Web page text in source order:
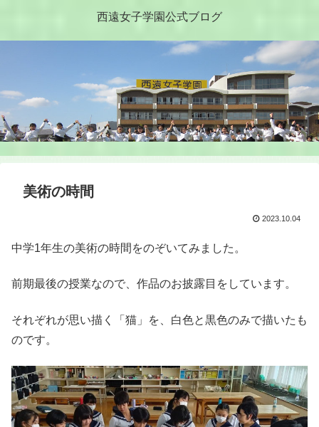
西遠女子学園公式ブログ
美術の時間
2023.10.04
中学1年生の美術の時間をのぞいてみました。
前期最後の授業なので、作品のお披露目をしています。
それぞれが思い描く「猫」を、白色と黒色のみで描いたも
のです。